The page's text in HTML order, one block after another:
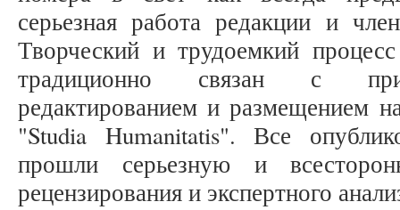
серьезная работа редакции и
Творческий и трудоемкий
традиционно связан с
редактированием и размещением
"Studia Humanitatis". Все
прошли серьезную и
рецензирования и экспертного